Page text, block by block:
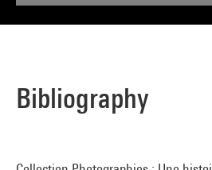
Bibliography